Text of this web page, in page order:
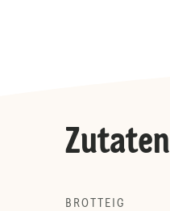
Zutaten
BROTTEIG